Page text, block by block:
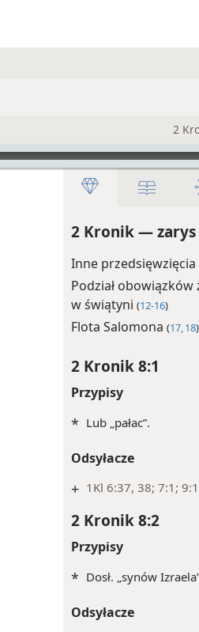
2
2 Kronik —
Inne
Podział
w świątyni (12-16)
Flota Salomona (17, 18)
2 Kronik 8:1
Przypisy
* Lub „pałac”.
Odsyłacze
+ 1Kl 6:37, 38; 7:1;
2 Kronik 8:2
Przypisy
* Dosł. „synów
Odsyłacze